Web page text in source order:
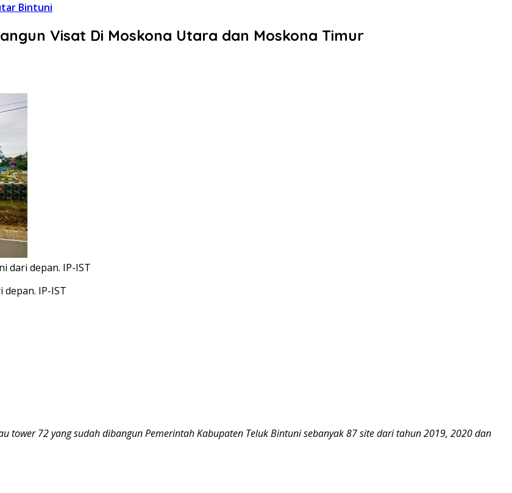
Bintuni
Visat Di Moskona Utara dan Moskona Timur
dari depan. IP-IST
IP-IST
tower 72 yang sudah dibangun Pemerintah Kabupaten Teluk Bintuni sebanyak 87 site dari tahun 2019, 2020 dan